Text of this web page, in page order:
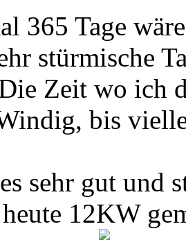
365 Tage
stürmische
Zeit wo ich
bis
sehr gut und
12KW